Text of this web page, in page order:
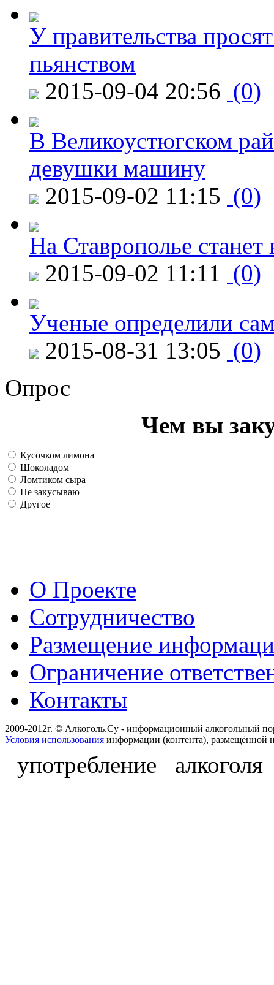
У правительства
пьянством
2015-09-04 20:56 (0)
В Великоустюгском
девушки машину
2015-09-02 11:15 (0)
На Ставрополье
2015-09-02 11:11 (0)
Ученые определили
2015-08-31 13:05 (0)
Опрос
Чем вы
Кусочком лимона
Шоколадом
Ломтиком сыра
Не закусываю
Другое
О Проекте
Сотрудничество
Размещение
Ограничение
Контакты
2009-2012г. © Алкоголь.Су - информационный алкогольный
Условия использования информации (контента), размещённой
употребление